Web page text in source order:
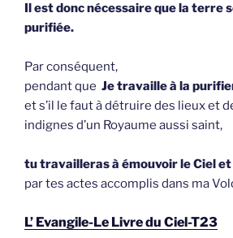
Il est donc nécessaire que la terre
purifiée.
Par conséquent,
pendant que Je travaille à la
et s’il le faut à détruire des lieux et
indignes d’un Royaume aussi saint,
tu travailleras à émouvoir le Ciel
par tes actes accomplis dans ma
L’ Evangile-Le Livre du Ciel-T23